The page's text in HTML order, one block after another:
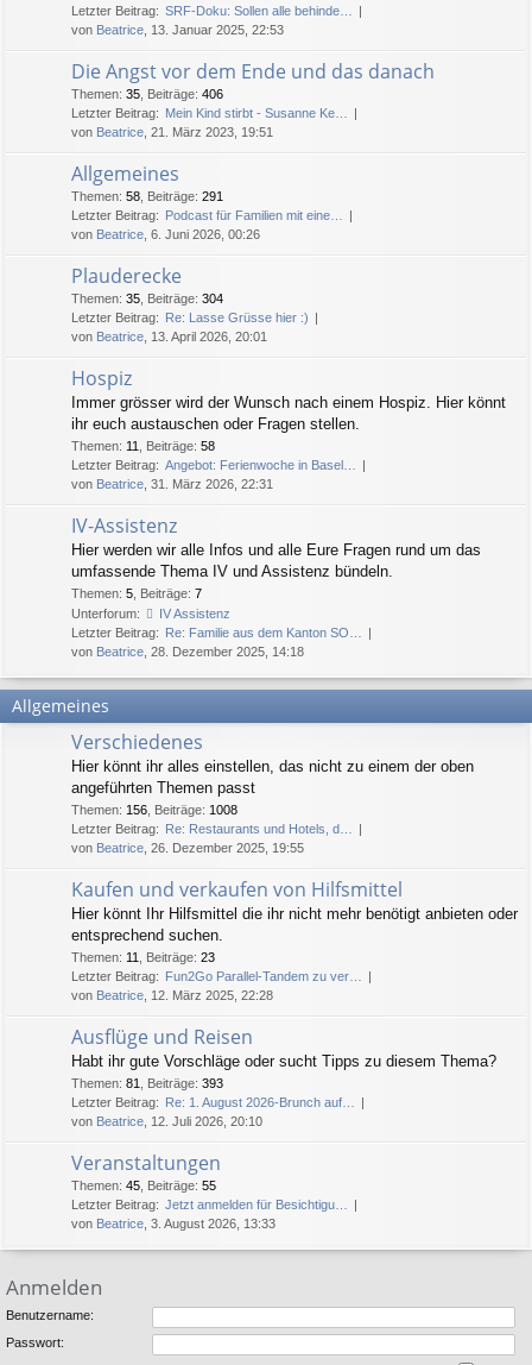
Letzter Beitrag: SRF-Doku: Sollen alle behinde…
von Beatrice , 13. Januar 2025, 22:53
Die Angst vor dem Ende und das danach
Themen: 35 Beiträge: 406
Letzter Beitrag: Mein Kind stirbt - Susanne Ke…
von Beatrice , 21. März 2023, 19:51
Allgemeines
Themen: 58 Beiträge: 291
Letzter Beitrag: Podcast für Familien mit eine…
von Beatrice , 6. Juni 2026, 00:26
Plauderecke
Themen: 35 Beiträge: 304
Letzter Beitrag: Re: Lasse Grüsse hier :)
von Beatrice , 13. April 2026, 20:01
Hospiz
Immer grösser wird der Wunsch nach einem Hospiz. Hier könnt
ihr euch austauschen oder Fragen stellen.
Themen: 11 Beiträge: 58
Letzter Beitrag: Angebot: Ferienwoche in Basel…
von Beatrice , 31. März 2026, 22:31
IV-Assistenz
Hier werden wir alle Infos und alle Eure Fragen rund um das
umfassende Thema IV und Assistenz bündeln.
Themen: 5 Beiträge: 7
Unterforum:
IV Assistenz
Letzter Beitrag: Re: Familie aus dem Kanton SO…
von Beatrice , 28. Dezember 2025, 14:18
Allgemeines
Verschiedenes
Hier könnt ihr alles einstellen, das nicht zu einem der oben
angeführten Themen passt
Themen: 156 Beiträge: 1008
Letzter Beitrag: Re: Restaurants und Hotels, d…
von Beatrice , 26. Dezember 2025, 19:55
Kaufen und verkaufen von Hilfsmittel
Hier könnt Ihr Hilfsmittel die ihr nicht mehr benötigt anbieten oder
entsprechend suchen.
Themen: 11 Beiträge: 23
Letzter Beitrag: Fun2Go Parallel-Tandem zu ver…
von Beatrice , 12. März 2025, 22:28
Ausflüge und Reisen
Habt ihr gute Vorschläge oder sucht Tipps zu diesem Thema?
Themen: 81 Beiträge: 393
Letzter Beitrag: Re: 1. August 2026-Brunch auf…
von Beatrice , 12. Juli 2026, 20:10
Veranstaltungen
Themen: 45 Beiträge: 55
Letzter Beitrag: Jetzt anmelden für Besichtigu…
von Beatrice , 3. August 2026, 13:33
Anmelden
Benutzername:
Passwort: